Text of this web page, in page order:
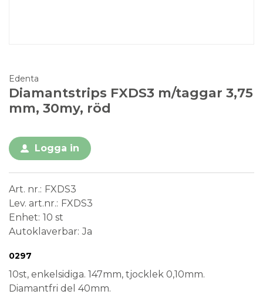
Edenta
Diamantstrips FXDS3 m/taggar 3,75
mm, 30my, röd
Logga in
Art. nr. FXDS3
Lev. art.nr. FXDS3
Enhet 10 st
Autoklaverbar Ja
Medical Device
0297
10st, enkelsidiga. 147mm, tjocklek 0,10mm.
Diamantfri del 40mm.